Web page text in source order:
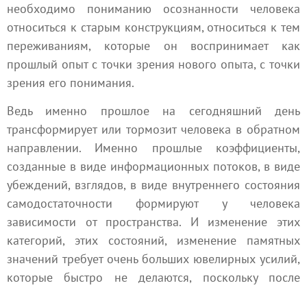
необходимо пониманию осознанности человека
относиться к старым конструкциям, относиться к тем
переживаниям, которые он воспринимает как
прошлый опыт с точки зрения нового опыта, с точки
зрения его понимания.
Ведь именно прошлое на сегодняшний день
трансформирует или тормозит человека в обратном
направлении. Именно прошлые коэффициенты,
созданные в виде информационных потоков, в виде
убеждений, взглядов, в виде внутреннего состояния
самодостаточности формируют у человека
зависимости от пространства. И изменение этих
категорий, этих состояний, изменение памятных
значений требует очень больших ювелирных усилий,
которые быстро не делаются, поскольку после